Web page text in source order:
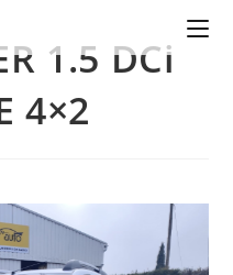
1.5 DCi
4×2